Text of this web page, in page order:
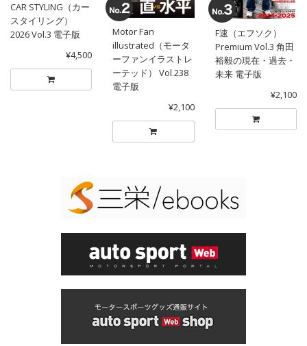
CAR STYLING（カー
スタイリング）
2026 Vol.3 電子版
¥4,500
Motor Fan
illustrated（モータ
ーファンイラストレ
ーテッド） Vol.238
電子版
¥2,100
F速（エフソク）
Premium Vol.3 角田
裕毅の現在・過去・
未来 電子版
¥2,100